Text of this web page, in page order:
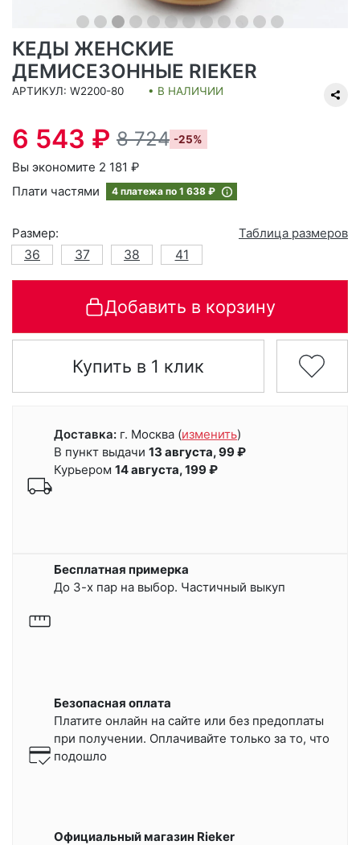
КЕДЫ ЖЕНСКИЕ
ДЕМИСЕЗОННЫЕ RIEKER
АРТИКУЛ: W2200-80 • В НАЛИЧИИ
6 543 ₽ 8 724 -25%
Вы экономите 2 181 ₽
Плати частями
4 платежа по 1 638 ₽
Размер:
Таблица размеров
36
37 38 41
Добавить в корзину
Купить в 1 клик
Доставка: г. Москва (изменить)
В пункт выдачи 13 августа, 99 ₽
Курьером 14 августа, 199 ₽
Бесплатная примерка
До 3-х пар на выбор. Частичный выкуп
Безопасная оплата
Платите онлайн на сайте или без предоплаты
при получении. Оплачивайте только за то, что
подошло
Официальный магазин Rieker